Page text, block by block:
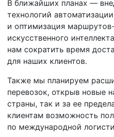
В ближайших планах —
технологий
и оптимизация
искусственного
нам сократить время
для наших клиентов.
Также мы планируем
перевозок, открыв новые
страны, так и за ее
клиентам возможность
по международной